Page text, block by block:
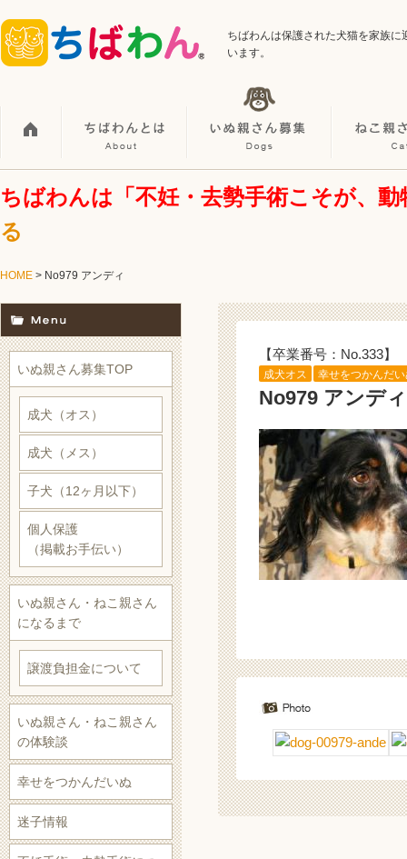
ちばわんは保護された犬猫を家族
います。
ちばわんは「不妊・去勢手術こそが、
る
HOME > No979 アンディ
【卒業番号：No.333】
成犬オス 幸せをつかんだ
No979 アンディ
いぬ親さん募集TOP
成犬（オス）
成犬（メス）
子犬（12ヶ月以下）
個人保護
（掲載お手伝い）
いぬ親さん・ねこ親さん
になるまで
譲渡負担金について
いぬ親さん・ねこ親さん
の体験談
幸せをつかんだいぬ
迷子情報